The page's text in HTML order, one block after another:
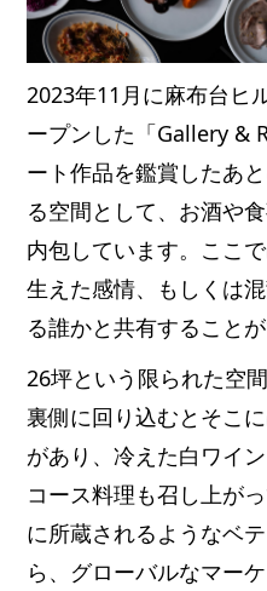
2023年11月に麻布台ヒ
ープンした「Gallery &
ート作品を鑑賞したあ
る空間として、お酒や
内包しています。ここ
生えた感情、もしくは
る誰かと共有することが
26坪という限られた空
裏側に回り込むとそこ
があり、冷えた白ワイ
コース料理も召し上が
に所蔵されるようなベ
ら、グローバルなマー